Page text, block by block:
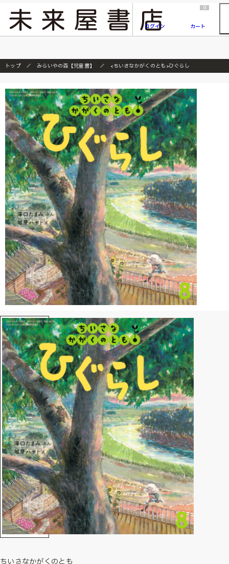
『ONE PIECE magazine 021 ONE PIECEカード付き同梱版』発売延期のご案内
ログイン
0
カート
トップ みらいやの森【児童書】 <ちいさなかがくのとも>ひぐらし
ちいさなかがくのとも